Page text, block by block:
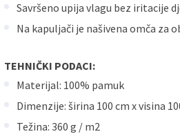
Savršeno upija vlagu bez iritacije
Na kapuljači je našivena omča za
TEHNIČKI PODACI:
Materijal: 100% pamuk
Dimenzije: širina 100 cm x visina
Težina: 360 g / m2